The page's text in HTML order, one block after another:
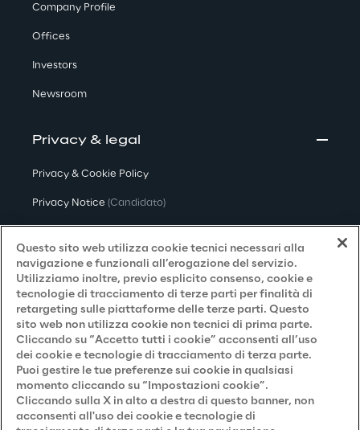
Company Profile
Offices
Investors
Newsroom
Privacy & legal
Privacy & Cookie Policy
Privacy Notice (Candidato)
Privacy Notice(Fornitore)
Privacy Notice (Marketing)
Accessibilità
Careers
Contacts
Questo sito web utilizza cookie tecnici necessari alla
navigazione e funzionali all’erogazione del servizio.
Utilizziamo inoltre, previo esplicito consenso, cookie e
tecnologie di tracciamento di terze parti per finalità di
retargeting sulle piattaforme delle terze parti. Questo
sito web non utilizza cookie non tecnici di prima parte.
Cliccando su “Accetto tutti i cookie” acconsenti all’uso
dei cookie e tecnologie di tracciamento di terza parte.
Puoi gestire le tue preferenze sui cookie in qualsiasi
momento cliccando su “Impostazioni cookie”.
Cliccando sulla X in alto a destra di questo banner, non
acconsenti all'uso dei cookie e tecnologie di